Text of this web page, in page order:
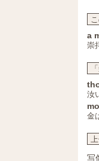
a
崇
汝
金
写